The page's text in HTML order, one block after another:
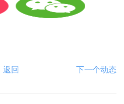
返回 下一个动态